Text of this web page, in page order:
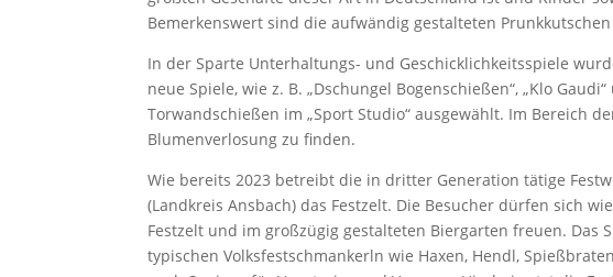
Bemerkenswert sind die aufwändig gestalteten
In der Sparte Unterhaltungs- und Geschicklichkeitsspiele
neue Spiele, wie z. B. „Dschungel Bogenschießen“, „Klo
Torwandschießen im „Sport Studio“ ausgewählt. Im Bereich
Blumenverlosung zu finden.
Wie bereits 2023 betreibt die in dritter Generation tätige
(Landkreis Ansbach) das Festzelt. Die Besucher dürfen sich
Festzelt und im großzügig gestalteten Biergarten freuen. Das
typischen Volksfestschmankerln wie Haxen, Hendl,